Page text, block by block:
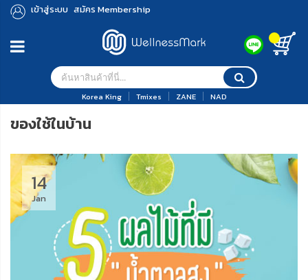
เข้าสู่ระบบ สมัคร Membership
Korea King Tmixes ZANE NAD
ของใช้ในบ้าน
14
Jan